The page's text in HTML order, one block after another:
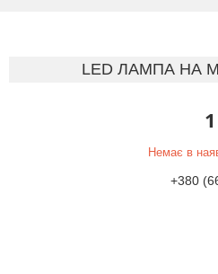
LED ЛАМПА НА
Немає в
+380